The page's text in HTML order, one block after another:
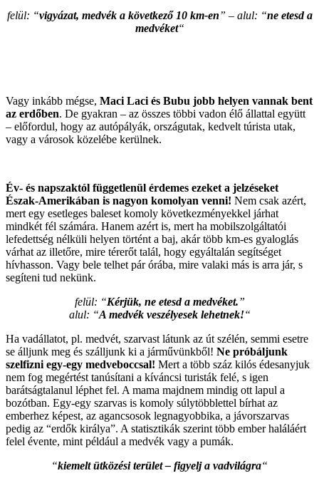
felül: “vigyázat, medvék a következő 10 km-en” – alul: “ne etesd a
medvéket“
Vagy inkább mégse, Maci Laci és Bubu jobb helyen vannak bent
az erdőben. De gyakran – az összes többi vadon élő állattal együtt
– előfordul, hogy az autópályák, országutak, kedvelt túrista utak,
vagy a városok közelébe kerülnek.
Év- és napszaktól függetlenül érdemes ezeket a jelzéseket
Észak-Amerikában is nagyon komolyan venni! Nem csak azért,
mert egy esetleges baleset komoly következményekkel járhat
mindkét fél számára. Hanem azért is, mert ha mobilszolgáltatói
lefedettség nélküli helyen történt a baj, akár több km-es gyaloglás
várhat az illetőre, mire térerőt talál, hogy egyáltalán segítséget
hívhasson. Vagy bele telhet pár órába, mire valaki más is arra jár, s
segíteni tud nekünk.
felül: “Kérjük, ne etesd a medvéket.”
alul: “A medvék veszélyesek lehetnek!“
Ha vadállatot, pl. medvét, szarvast látunk az út szélén, semmi esetre
se álljunk meg és szálljunk ki a járművünkből! Ne próbáljunk
szelfizni egy-egy medveboccsal! Mert a több száz kilós édesanyjuk
nem fog megértést tanúsítani a kíváncsi turisták felé, s igen
barátságtalanul léphet fel. A mama majdnem mindig ott lapul a
bozótban. Egy-egy szarvas is komoly súlytöbblettel bírhat az
emberhez képest, az agancsosok legnagyobbika, a jávorszarvas
pedig az “erdők királya”. A statisztikák szerint több ember haláláért
felel évente, mint például a medvék vagy a pumák.
“kiemelt ütközési terület – figyelj a vadvilágra“